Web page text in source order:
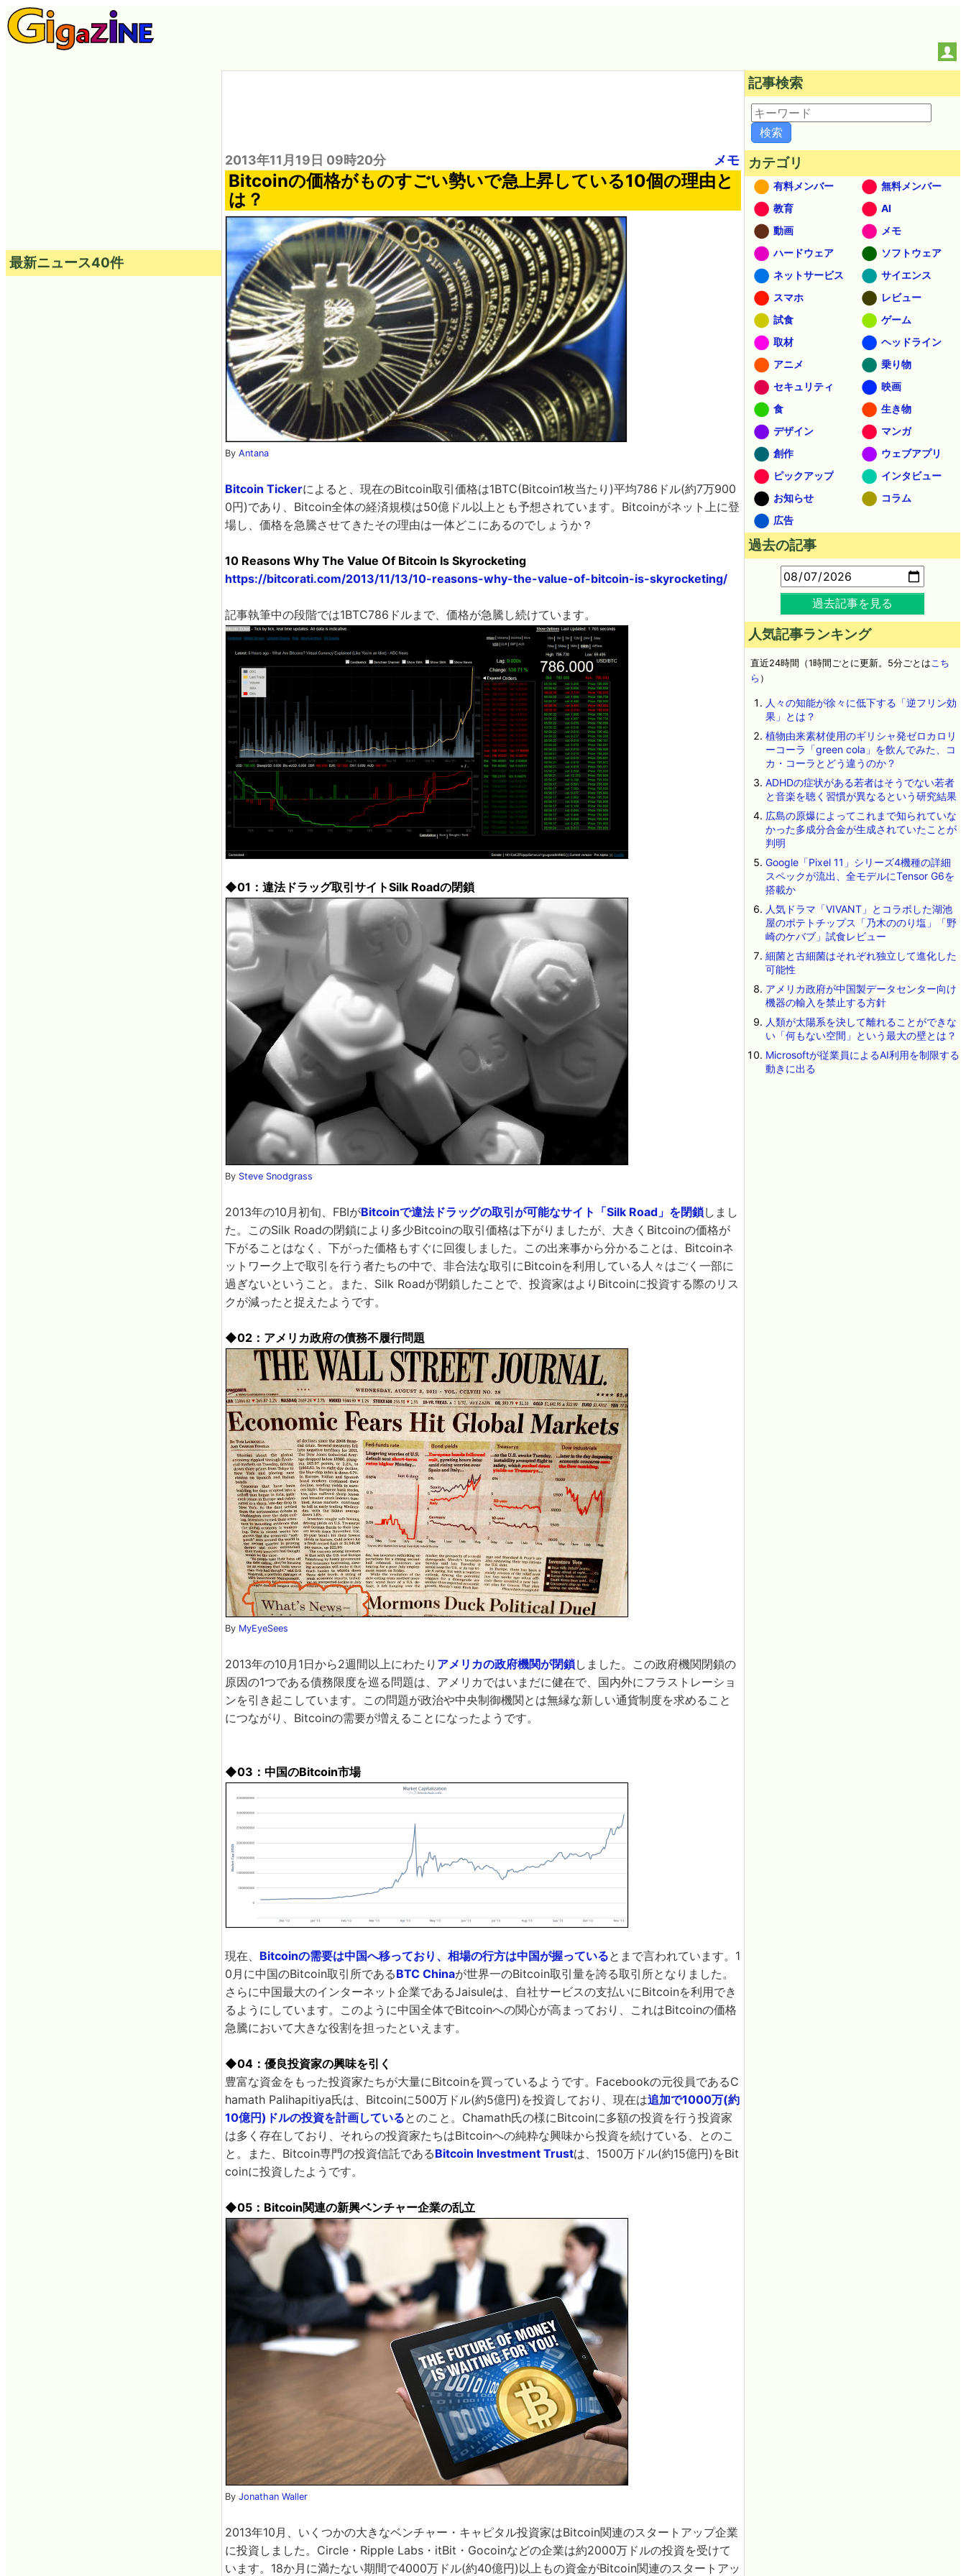
2013年11月19日 09時20分 メモ
Bitcoinの価格がものすごい勢いで急上昇している10個の理由と
は？
By Antana
Bitcoin Tickerによると、現在のBitcoin取引価格は1BTC(Bitcoin1枚当たり)平均786ドル(約7万900
0円)であり、Bitcoin全体の経済規模は50億ドル以上とも予想されています。Bitcoinがネット上に登
場し、価格を急騰させてきたその理由は一体どこにあるのでしょうか？
10 Reasons Why The Value Of Bitcoin Is Skyrocketing
https://bitcorati.com/2013/11/13/10-reasons-why-the-value-of-bitcoin-is-skyrocketing/
記事執筆中の段階では1BTC786ドルまで、価格が急騰し続けています。
◆01：違法ドラッグ取引サイトSilk Roadの閉鎖
By Steve Snodgrass
2013年の10月初旬、FBIがBitcoinで違法ドラッグの取引が可能なサイト「Silk Road」を閉鎖しまし
た。このSilk Roadの閉鎖により多少Bitcoinの取引価格は下がりましたが、大きくBitcoinの価格が
下がることはなく、下がった価格もすぐに回復しました。この出来事から分かることは、Bitcoinネ
ットワーク上で取引を行う者たちの中で、非合法な取引にBitcoinを利用している人々はごく一部に
過ぎないということ。また、Silk Roadが閉鎖したことで、投資家はよりBitcoinに投資する際のリス
クが減ったと捉えたようです。
◆02：アメリカ政府の債務不履行問題
By MyEyeSees
2013年の10月1日から2週間以上にわたり アメリカの政府機関が閉鎖しました。この政府機関閉鎖の
原因の1つである債務限度を巡る問題は、アメリカではいまだに健在で、国内外にフラストレーショ
ンを引き起こしています。この問題が政治や中央制御機関とは無縁な新しい通貨制度を求めること
につながり、Bitcoinの需要が増えることになったようです。
◆03：中国のBitcoin市場
現在、 Bitcoinの需要は中国へ移っており、相場の行方は中国が握っているとまで言われています。1
0月に中国のBitcoin取引所であるBTC Chinaが世界一のBitcoin取引量を誇る取引所となりました。
さらに中国最大のインターネット企業であるJaisuleは、自社サービスの支払いにBitcoinを利用でき
るようにしています。このように中国全体でBitcoinへの関心が高まっており、これはBitcoinの価格
急騰において大きな役割を担ったといえます。
◆04：優良投資家の興味を引く
豊富な資金をもった投資家たちが大量にBitcoinを買っているようです。Facebookの元役員であるC
hamath Palihapitiya氏は、Bitcoinに500万ドル(約5億円)を投資しており、現在は追加で1000万(約
10億円)ドルの投資を計画しているとのこと。Chamath氏の様にBitcoinに多額の投資を行う投資家
は多く存在しており、それらの投資家たちはBitcoinへの純粋な興味から投資を続けている、とのこ
と。また、Bitcoin専門の投資信託であるBitcoin Investment Trustは、1500万ドル(約15億円)をBit
coinに投資したようです。
◆05：Bitcoin関連の新興ベンチャー企業の乱立
By Jonathan Waller
2013年10月、いくつかの大きなベンチャー・キャピタル投資家はBitcoin関連のスタートアップ企業
に投資しました。Circle・Ripple Labs・itBit・Gocoinなどの企業は約2000万ドルの投資を受けて
います。18か月に満たない期間で4000万ドル(約40億円)以上もの資金がBitcoin関連のスタートアッ
最新ニュース40件
記事検索
カテゴリ
有料メンバー
無料メンバー
教育
AI
動画
メモ
ハードウェア
ソフトウェア
ネットサービス
サイエンス
スマホ
レビュー
試食
ゲーム
取材
ヘッドライン
アニメ
乗り物
セキュリティ
映画
食
生き物
デザイン
マンガ
創作
ウェブアプリ
ピックアップ
インタビュー
お知らせ
コラム
広告
過去の記事
過去記事を見る
人気記事ランキング
直近24時間（1時間ごとに更新。5分ごとはこち
ら ）
人々の知能が徐々に低下する「逆フリン効
果」とは？
植物由来素材使用のギリシャ発ゼロカロリ
ーコーラ「green cola」を飲んでみた、コ
カ・コーラとどう違うのか？
ADHDの症状がある若者はそうでない若者
と音楽を聴く習慣が異なるという研究結果
広島の原爆によってこれまで知られていな
かった多成分合金が生成されていたことが
判明
Google「Pixel 11」シリーズ4機種の詳細
スペックが流出、全モデルにTensor G6を
搭載か
人気ドラマ「VIVANT」とコラボした湖池
屋のポテトチップス「乃木ののり塩」「野
崎のケバブ」試食レビュー
細菌と古細菌はそれぞれ独立して進化した
可能性
アメリカ政府が中国製データセンター向け
機器の輸入を禁止する方針
人類が太陽系を決して離れることができな
い「何もない空間」という最大の壁とは？
Microsoftが従業員によるAI利用を制限する
動きに出る